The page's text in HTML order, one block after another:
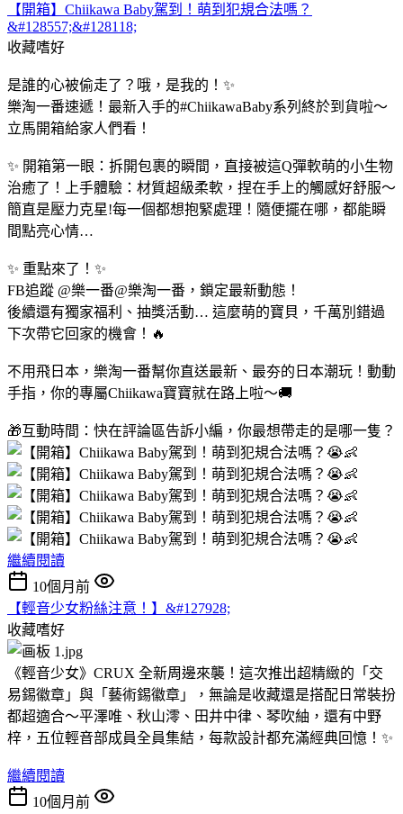
【開箱】Chiikawa Baby駕到！萌到犯規合法嗎？
&#128557;&#128118;
收藏嗜好
是誰的心被偷走了？哦，是我的！✨
樂淘一番速遞！最新入手的#ChiikawaBaby系列終於到貨啦～
立馬開箱給家人們看！
✨ 開箱第一眼：拆開包裹的瞬間，直接被這Q彈軟萌的小生物
治癒了！上手體驗：材質超級柔軟，捏在手上的觸感好舒服～
簡直是壓力克星!每一個都想抱緊處理！隨便擺在哪，都能瞬
間點亮心情…
✨ 重點來了！✨
FB追蹤 @樂一番@樂淘一番，鎖定最新動態！
後續還有獨家福利、抽獎活動… 這麼萌的寶貝，千萬別錯過
下次帶它回家的機會！🔥
不用飛日本，樂淘一番幫你直送最新、最夯的日本潮玩！動動
手指，你的專屬Chiikawa寶寶就在路上啦～🚚
🎁互動時間：快在評論區告訴小編，你最想帶走的是哪一隻？
繼續閱讀
10個月前
【輕音少女粉絲注意！】&#127928;
收藏嗜好
《輕音少女》CRUX 全新周邊來襲！這次推出超精緻的「交
易錫徽章」與「藝術錫徽章」，無論是收藏還是搭配日常裝扮
都超適合～平澤唯、秋山澪、田井中律、琴吹紬，還有中野
梓，五位輕音部成員全員集結，每款設計都充滿經典回憶！✨
繼續閱讀
10個月前